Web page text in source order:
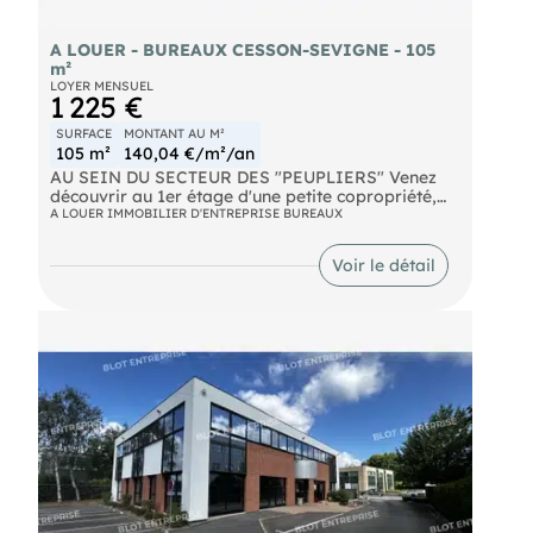
A LOUER - BUREAUX CESSON-SEVIGNE - 105
m²
LOYER MENSUEL
1 225 €
SURFACE
105 m²
MONTANT AU M²
140,04 €/m²/an
AU SEIN DU SECTEUR DES "PEUPLIERS" Venez
découvrir au 1er étage d'une petite copropriété,
une surface de bureaux d'environ 105 m²
- 1 salle de réunion ou Open-space WC sur les
parties communes 4 places de stationnements
technologiques, auxquels ces biens sont exposés,
sont disponibles sur le site
A LOUER IMMOBILIER D'ENTREPRISE BUREAUX
Voir le détail